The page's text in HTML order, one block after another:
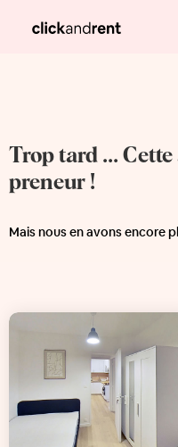
Trop tard ...
preneur !
Mais nous en avons encore